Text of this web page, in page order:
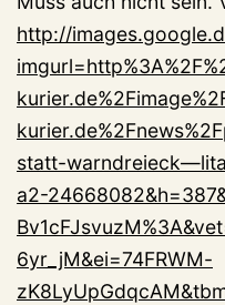
http://
statt-
a2-
6yr_jM&ei=74FRWM-